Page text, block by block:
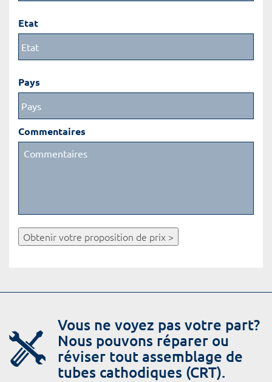
Etat
Pays
Commentaires
Obtenir votre proposition de prix >
Vous ne voyez pas votre part?
Nous pouvons réparer ou
réviser tout assemblage de
tubes cathodiques (CRT).